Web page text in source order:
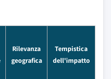
Rilevanza
geografica
Tempistica
dell'impatto